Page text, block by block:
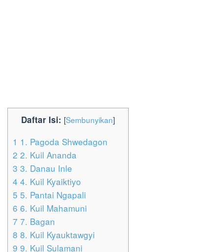
Daftar Isi: [Sembunyikan]
1 1. Pagoda Shwedagon
2 2. Kuil Ananda
3 3. Danau Inle
4 4. Kuil Kyaiktiyo
5 5. Pantai Ngapali
6 6. Kuil Mahamuni
7 7. Bagan
8 8. Kuil Kyauktawgyi
9 9. Kuil Sulamani